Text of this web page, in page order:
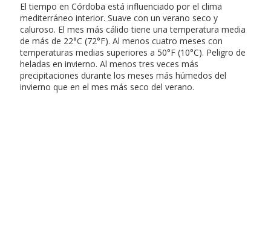
El tiempo en Córdoba está influenciado por el clima
mediterráneo interior. Suave con un verano seco y
caluroso. El mes más cálido tiene una temperatura media
de más de 22°C (72°F). Al menos cuatro meses con
temperaturas medias superiores a 50°F (10°C). Peligro de
heladas en invierno. Al menos tres veces más
precipitaciones durante los meses más húmedos del
invierno que en el mes más seco del verano.